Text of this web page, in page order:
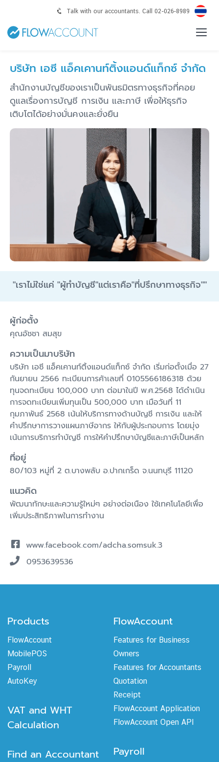
Talk with our accountants. Call 02-026-8989
บริษัท เอซี แอ็คเคานท์ติ้งแอนด์แท็กซ์ จำกัด
สำนักงานบัญชีของเราเป็นพันธมิตรทางธุรกิจที่คอย
ดูแลเรื่องการบัญชี การเงิน และภาษี เพื่อให้ธุรกิจ
เติบโตได้อย่างมั่นคงและยั่งยืน
"เราไม่ใช่แค่ "ผู้ทำบัญชี"แต่เราคือ"ที่ปรึกษาทางธุรกิจ""
ผู้ก่อตั้ง
คุณอัชชา สมสุข
ความเป็นมาบริษัท
บริษัท เอซี แอ็คเคานท์ติ้งแอนด์แท็กซ์ จำกัด เริ่มก่อตั้งเมื่อ 27
กันยายน 2566 ทะเบียนการค้าเลขที่ 0105566186318 ด้วย
ทุนจดทะเบียน 100,000 บาท ต่อมาในปี พ.ศ.2568 ได้ดำเนิน
การจดทะเบียนเพิ่มทุนเป็น 500,000 บาท เมือวันที่ 11
กุมภาพันธ์ 2568 เน้นให้บริการทางด้านบัญชี การเงิน และให้
คำปรึกษาการวางแผนภาษีอากร ให้กับผู้ประกอบการ โดยมุ่ง
เน้นการบริการทำบัญชี การให้คำปรึกษาบัญชีและภาษีเป็นหลัก
ที่อยู่
80/103 หมู่ที่ 2 ต.บางพลับ อ.ปากเกร็ด จ.นนทบุรี 11120
แนวคิด
พัฒนาทักษะและความรู้ใหม่ๆ อย่างต่อเนือง ใช้เทคโนโลยีเพื่อ
เพิ่มประสิทธิภาพในการทำงาน
www.facebook.com/adcha.somsuk.3
0953639536
Products
FlowAccount
MobilePOS
Payroll
AutoKey
VAT and WHT
Calculation
Find an Accountant
FlowAccount
Features for Business
Owners
Features for Accountants
Quotation
Receipt
FlowAccount Application
FlowAccount Open API
Payroll